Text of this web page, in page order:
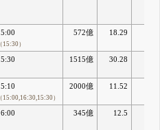
（15:30）
572億 18.29
1515億 30.28
（15:00,16:30,15:30）
2000億 11.52
345億 12.5